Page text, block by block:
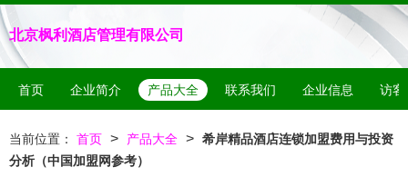
北京枫利酒店管理有限公司
首页 企业简介 产品大全 联系我们 企业信息 访客
当前位置： 首页 > 产品大全 > 希岸精品酒店连锁加盟费用与投资
分析（中国加盟网参考）